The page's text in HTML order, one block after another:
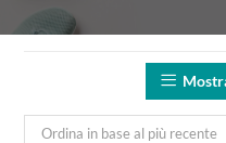
Ordina in base al più recente